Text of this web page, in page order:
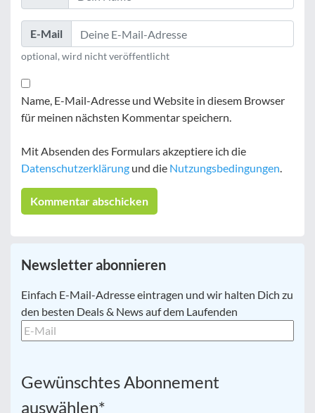
E-Mail
optional, wird nicht veröffentlicht
Name, E-Mail-Adresse und Website in diesem Browser
für meinen nächsten Kommentar speichern.
Mit Absenden des Formulars akzeptiere ich die
Datenschutzerklärung und die Nutzungsbedingungen.
Newsletter abonnieren
E-
Mail *
Einfach E-Mail-Adresse eintragen und wir halten Dich zu
den besten Deals & News auf dem Laufenden
Gewünschtes Abonnement
auswählen*